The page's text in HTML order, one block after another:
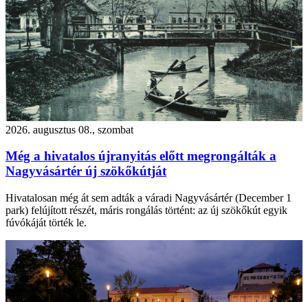
2026. augusztus 08., szombat
Még a hivatalos újranyitás előtt megrongálták a
Nagyvásártér új szökőkútját
Hivatalosan még át sem adták a váradi Nagyvásártér (December 1
park) felújított részét, máris rongálás történt: az új szökőkút egyik
fúvókáját törték le.